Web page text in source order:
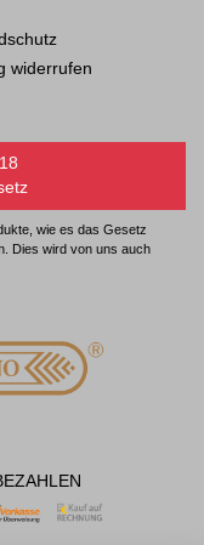
widerrufen
wie es das Gesetz
Dies wird von uns auch